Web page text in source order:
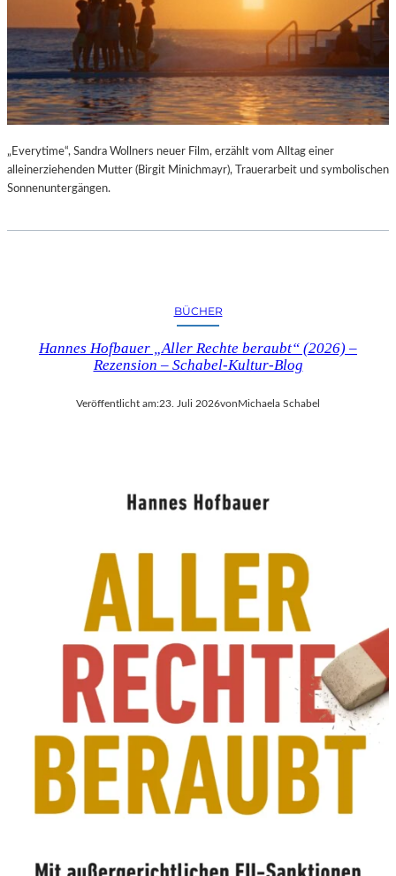
„Everytime“, Sandra Wollners neuer Film, erzählt vom Alltag einer
alleinerziehenden Mutter (Birgit Minichmayr), Trauerarbeit und symbolischen
Sonnenuntergängen.
BÜCHER
Hannes Hofbauer „Aller Rechte beraubt“ (2026) –
Rezension – Schabel-Kultur-Blog
Veröffentlicht am:23. Juli 2026vonMichaela Schabel